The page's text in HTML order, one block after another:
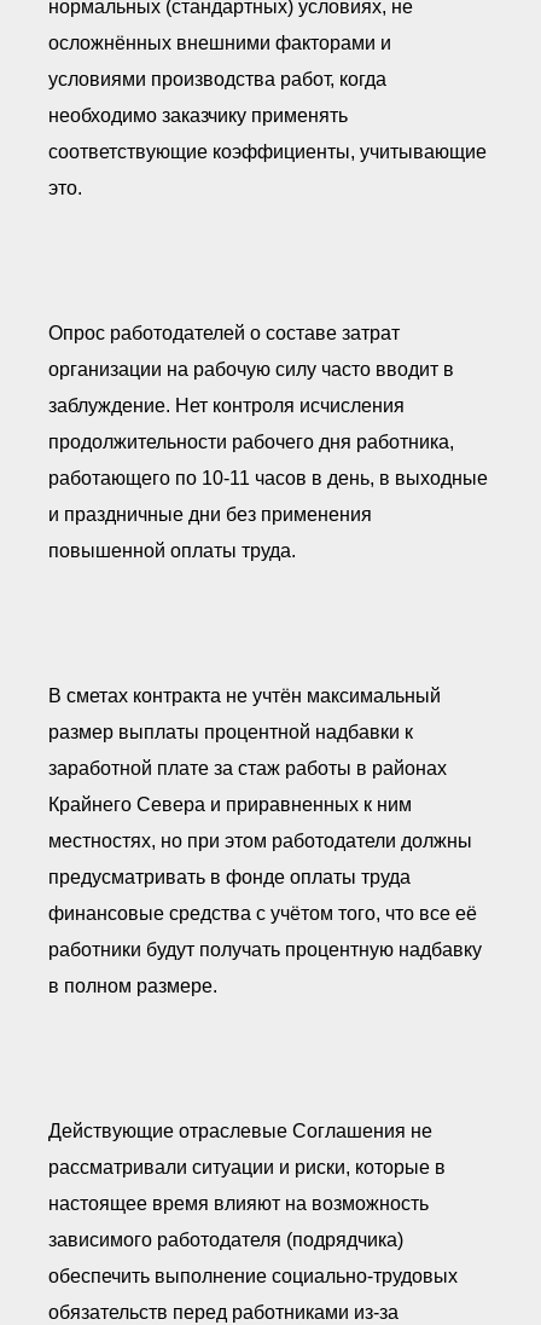
нормальных (стандартных) условиях, не
осложнённых внешними факторами и
условиями производства работ, когда
необходимо заказчику применять
соответствующие коэффициенты, учитывающие
это.
Опрос работодателей о составе затрат
организации на рабочую силу часто вводит в
заблуждение. Нет контроля исчисления
продолжительности рабочего дня работника,
работающего по 10-11 часов в день, в выходные
и праздничные дни без применения
повышенной оплаты труда.
В сметах контракта не учтён максимальный
размер выплаты процентной надбавки к
заработной плате за стаж работы в районах
Крайнего Севера и приравненных к ним
местностях, но при этом работодатели должны
предусматривать в фонде оплаты труда
финансовые средства с учётом того, что все её
работники будут получать процентную надбавку
в полном размере.
Действующие отраслевые Соглашения не
рассматривали ситуации и риски, которые в
настоящее время влияют на возможность
зависимого работодателя (подрядчика)
обеспечить выполнение социально-трудовых
обязательств перед работниками из-за